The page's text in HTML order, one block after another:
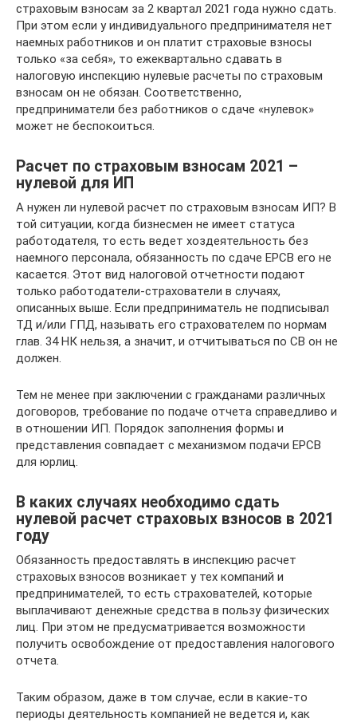
страховым взносам за 2 квартал 2021 года нужно сдать.
При этом если у индивидуального предпринимателя нет
наемных работников и он платит страховые взносы
только «за себя», то ежеквартально сдавать в
налоговую инспекцию нулевые расчеты по страховым
взносам он не обязан. Соответственно,
предприниматели без работников о сдаче «нулевок»
может не беспокоиться.
Расчет по страховым взносам 2021 –
нулевой для ИП
А нужен ли нулевой расчет по страховым взносам ИП? В
той ситуации, когда бизнесмен не имеет статуса
работодателя, то есть ведет хоздеятельность без
наемного персонала, обязанность по сдаче ЕРСВ его не
касается. Этот вид налоговой отчетности подают
только работодатели-страхователи в случаях,
описанных выше. Если предприниматель не подписывал
ТД и/или ГПД, называть его страхователем по нормам
глав. 34 НК нельзя, а значит, и отчитываться по СВ он не
должен.
Тем не менее при заключении с гражданами различных
договоров, требование по подаче отчета справедливо и
в отношении ИП. Порядок заполнения формы и
представления совпадает с механизмом подачи ЕРСВ
для юрлиц.
В каких случаях необходимо сдать
нулевой расчет страховых взносов в 2021
году
Обязанность предоставлять в инспекцию расчет
страховых взносов возникает у тех компаний и
предпринимателей, то есть страхователей, которые
выплачивают денежные средства в пользу физических
лиц. При этом не предусматривается возможности
получить освобождение от предоставления налогового
отчета.
Таким образом, даже в том случае, если в какие-то
периоды деятельность компанией не ведется и, как